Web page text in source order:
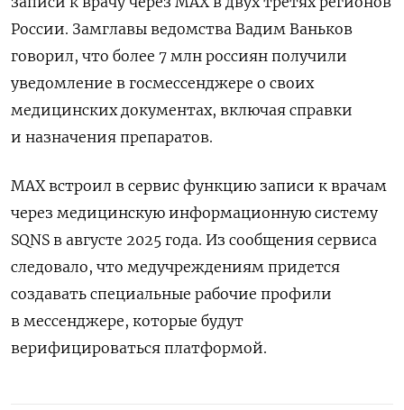
России. Замглавы ведомства Вадим Ваньков
говорил, что более 7 млн россиян получили
уведомление в госмессенджере о своих
медицинских документах, включая справки
и назначения препаратов.
MAX встроил в сервис функцию записи к врачам
через медицинскую информационную систему
SQNS в августе 2025 года. Из сообщения сервиса
следовало, что медучреждениям придется
создавать специальные рабочие профили
в мессенджере, которые будут
верифицироваться платформой.